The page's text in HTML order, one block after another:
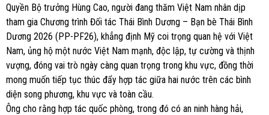
Quyền Bộ trưởng Hùng Cao, người đang thăm Việt Nam nhân dịp
tham gia Chương trình Đối tác Thái Bình Dương – Bạn bè Thái Bình
Dương 2026 (PP-PF26), khẳng định Mỹ coi trọng quan hệ với Việt
Nam, ủng hộ một nước Việt Nam mạnh, độc lập, tự cường và thịnh
vượng, đóng vai trò ngày càng quan trọng trong khu vực, đồng thời
mong muốn tiếp tục thúc đẩy hợp tác giữa hai nước trên các bình
diện song phương, khu vực và toàn cầu.
Ông cho rằng hợp tác quốc phòng, trong đó có an ninh hàng hải,